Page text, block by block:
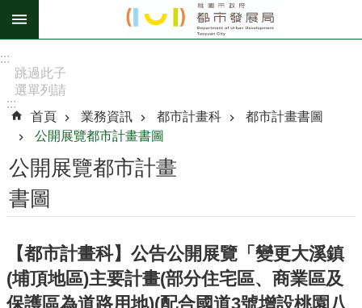
跳到主要內容區塊
階
搜
尋
訊
息
告
認
識
:::
跳過此子
選單列請
[Enter]，
繼續則按
[Tab]
:::
首頁
業務資訊 都市計畫科
都市計畫書圖
公開展覽都市計畫書圖
公開展覽都市計畫
書圖
【都市計畫科】公告公開展覽「變更大溪鎮
(埔頂地區)主要計畫(部分住宅區、商業區及
保護區為道路用地)(配合國道3號增設桃園八